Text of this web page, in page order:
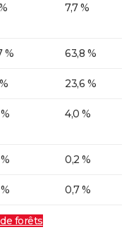
7,7 %
% 63,8 %
23,6 %
4,0 %
0,2 %
0,7 %
forêts